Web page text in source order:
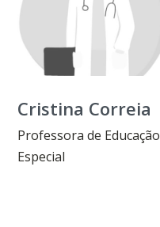
Cristina Correia
Professora de Educação
Especial